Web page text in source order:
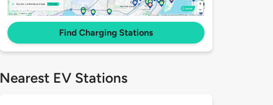
Find Charging Stations
Nearest EV Stations